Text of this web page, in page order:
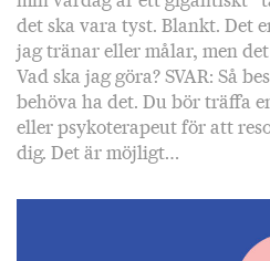
det ska vara tyst. Blankt. Det
jag tränar eller målar, men
Vad ska jag göra? SVAR: Så
behöva ha det. Du bör träffa
eller psykoterapeut för att
dig. Det är möjligt…